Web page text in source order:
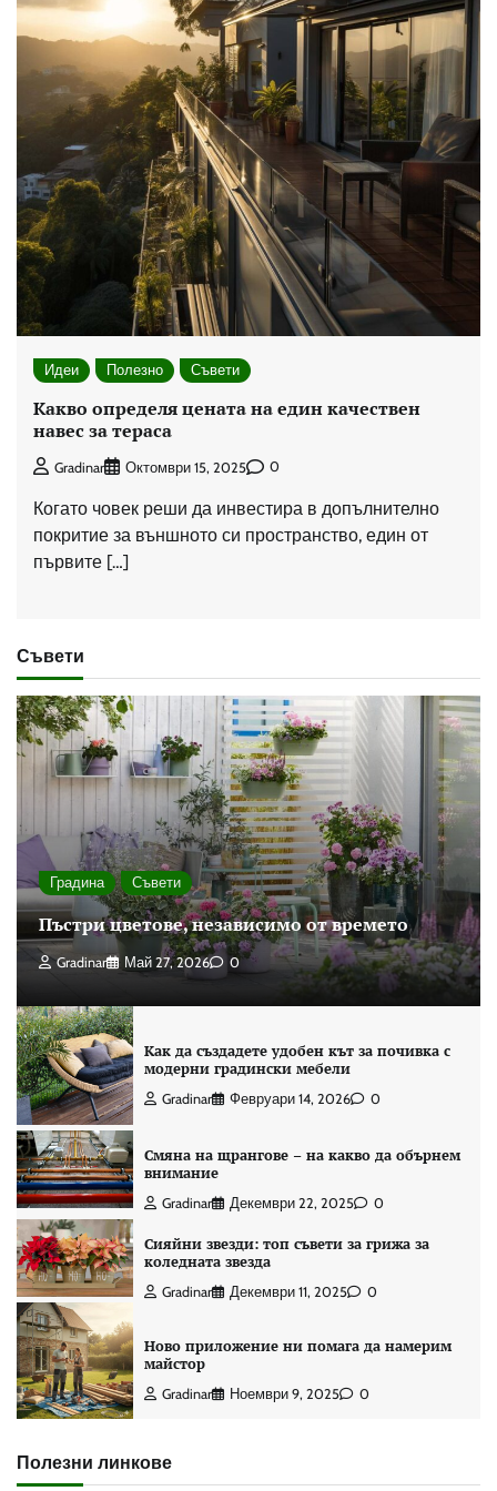
Идеи Полезно Съвети
Какво определя цената на един качествен
навес за тераса
Gradinar Октомври 15, 2025 0
Когато човек реши да инвестира в допълнително
покритие за външното си пространство, един от
първите […]
Съвети
Градина Съвети
Пъстри цветове, независимо от времето
Gradinar Май 27, 2026 0
Как да създадете удобен кът за почивка с
модерни градински мебели
Gradinar Февруари 14, 2026 0
Смяна на щрангове – на какво да обърнем
внимание
Gradinar Декември 22, 2025 0
Сияйни звезди: топ съвети за грижа за
коледната звезда
Gradinar Декември 11, 2025 0
Ново приложение ни помага да намерим
майстор
Gradinar Ноември 9, 2025 0
Полезни линкове